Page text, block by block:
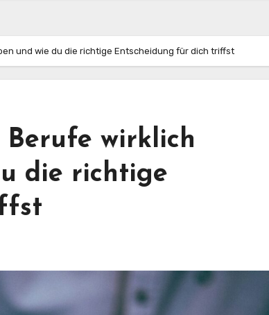
und wie du die richtige Entscheidung für dich triffst
Berufe wirklich
die richtige